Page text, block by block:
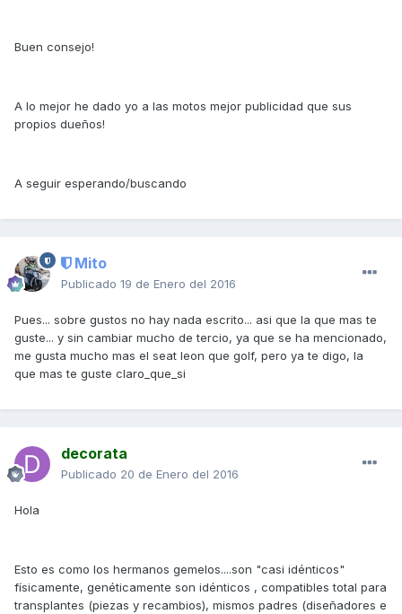
Buen consejo!
A lo mejor he dado yo a las motos mejor publicidad que sus
propios dueños!
A seguir esperando/buscando
Mito
Publicado 19 de Enero del 2016
Pues... sobre gustos no hay nada escrito... asi que la que mas te
guste... y sin cambiar mucho de tercio, ya que se ha mencionado,
me gusta mucho mas el seat leon que golf, pero ya te digo, la
que mas te guste claro_que_si
decorata
Publicado 20 de Enero del 2016
Hola
Esto es como los hermanos gemelos....son "casi idénticos"
físicamente, genéticamente son idénticos , compatibles total para
transplantes (piezas y recambios), mismos padres (diseñadores e